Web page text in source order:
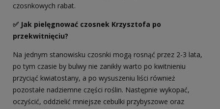
czosnkowych rabat.
✅ Jak pielęgnować czosnek Krzysztofa po
przekwitnięciu?
Na jednym stanowisku czosnki mogą rosnąć przez 2-3 lata,
po tym czasie by bulwy nie zanikły warto po kwitnieniu
przyciąć kwiatostany, a po wysuszeniu liści również
pozostałe nadziemne części roślin. Następnie wykopać,
oczyścić, oddzielić mniejsze cebulki przybyszowe oraz